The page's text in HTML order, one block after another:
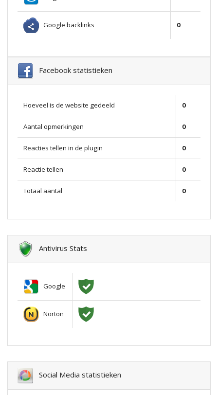
Google backlinks 0
Facebook statistieken
Hoeveel is de website gedeeld 0
Aantal opmerkingen 0
Reacties tellen in de plugin 0
Reactie tellen 0
Totaal aantal 0
Antivirus Stats
Google
Norton
Social Media statistieken